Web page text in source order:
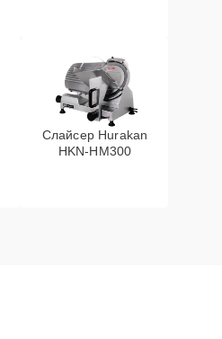
Слайсер Hurakan
HKN-HM300